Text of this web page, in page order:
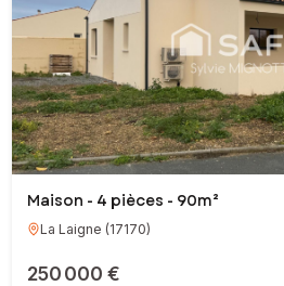
Maison - 4 pièces - 90m²
La Laigne (17170)
250 000 €